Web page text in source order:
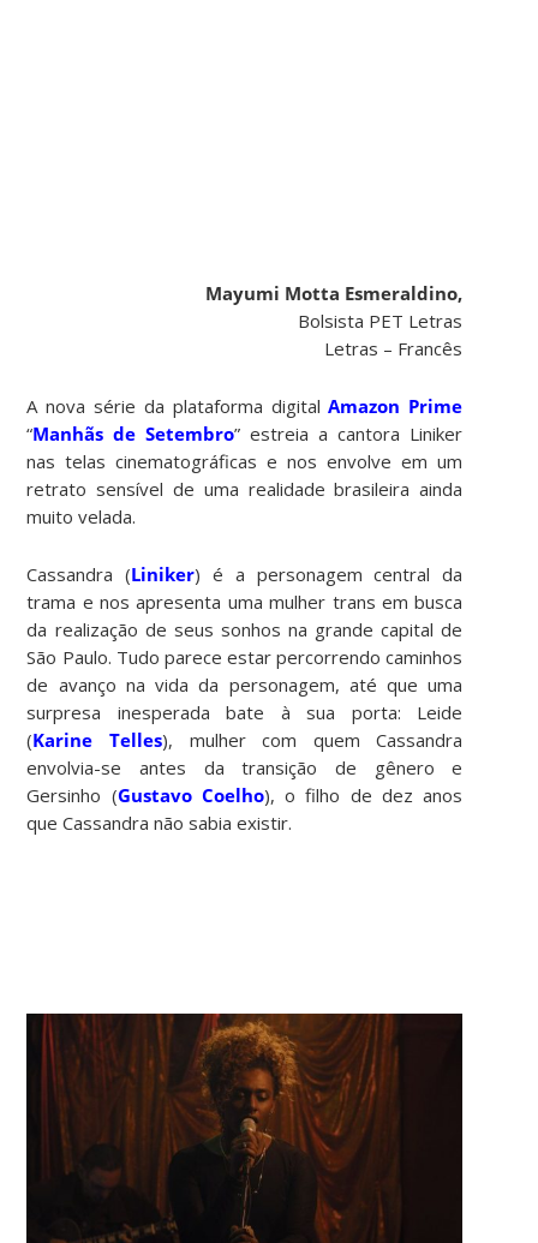
Mayumi Motta Esmeraldino,
Bolsista PET Letras
Letras – Francês
A nova série da plataforma digitalAmazon Prime
“Manhãs de Setembro” estreia a cantora Liniker
nas telas cinematográficas e nos envolve em um
retrato sensível de uma realidade brasileira ainda
muito velada.
Cassandra (Liniker) é a personagem central da
trama e nos apresenta uma mulher trans em busca
da realização de seus sonhos na grande capital de
São Paulo. Tudo parece estar percorrendo caminhos
de avanço na vida da personagem, até que uma
surpresa inesperada bate à sua porta: Leide
(Karine Telles), mulher com quem Cassandra
envolvia-se antes da transição de gênero e
Gersinho (Gustavo Coelho), o filho de dez anos
que Cassandra não sabia existir.